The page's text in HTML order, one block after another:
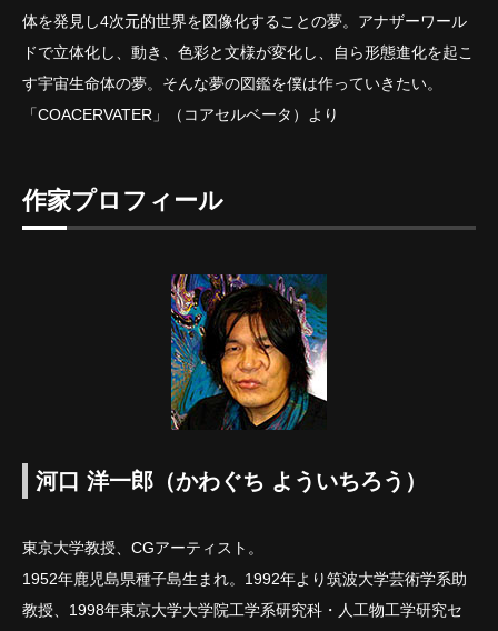
体を発見し4次元的世界を図像化することの夢。アナザーワール
ドで立体化し、動き、色彩と文様が変化し、自ら形態進化を起こ
す宇宙生命体の夢。そんな夢の図鑑を僕は作っていきたい。
「COACERVATER」（コアセルベータ）より
作家プロフィール
河口 洋一郎（かわぐち よういちろう）
東京大学教授、CGアーティスト。
1952年鹿児島県種子島生まれ。1992年より筑波大学芸術学系助
教授、1998年東京大学大学院工学系研究科・人工物工学研究セ